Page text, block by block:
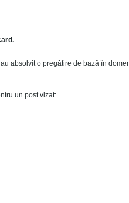
absolvit o pregătire de bază în
un post vizat: